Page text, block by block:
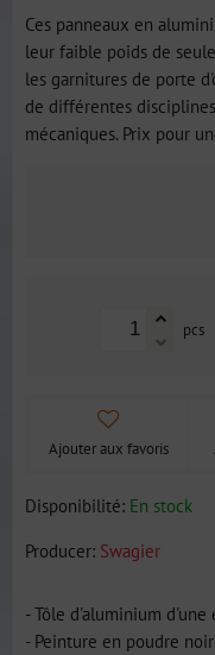
Ces panneaux en
leur faible poids de
les garnitures de porte
de différentes
mécaniques. Prix pour
pcs
Ajouter aux favoris
Disponibilité: En stock
Producer: Swagier
- Tôle d'aluminium d'une
- Peinture en poudre